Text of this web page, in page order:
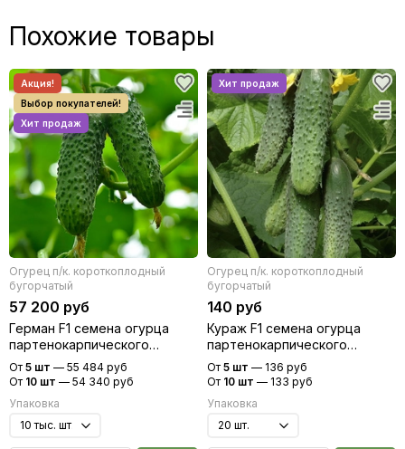
Похожие товары
Огурец п/к. короткоплодный
бугорчатый
57 200 руб
Герман F1 семена огурца
партенокарпического
(Seminis / Семинис)
От 5 шт — 55 484 руб
От 10 шт — 54 340 руб
Упаковка
Огурец п/к. короткоплодный
бугорчатый
140 руб
Кураж F1 семена огурца
партенокарпического
(Гавриш)
От 5 шт — 136 руб
От 10 шт — 133 руб
Упаковка